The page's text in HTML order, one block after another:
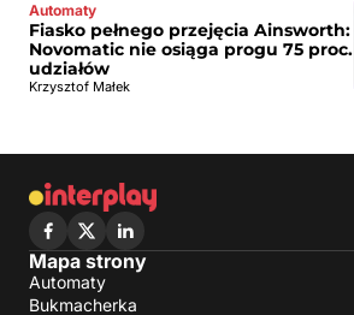
Automaty
Fiasko pełnego przejęcia Ainsworth:
Novomatic nie osiąga progu 75 proc.
udziałów
Krzysztof Małek
Mapa strony
Automaty
Bukmacherka